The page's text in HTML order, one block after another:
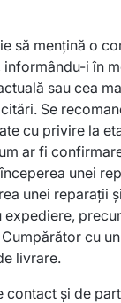
să mențină o
informându-i în
sau cea
Se
cu privire la
ar fi
unei
unei reparații
cu
livrare.
contact și de